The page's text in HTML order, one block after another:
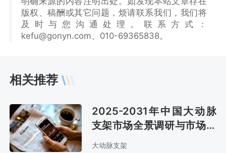
版权、稿酬或其它问题，烦请联系我们，我们将
及时与您沟通处理。联系方式：
kefu@gonyn.com、010-69365838。
相关推荐
2025-2031年中国大动脉
支架市场全景调研与市场前
景预测报告
大动脉支架